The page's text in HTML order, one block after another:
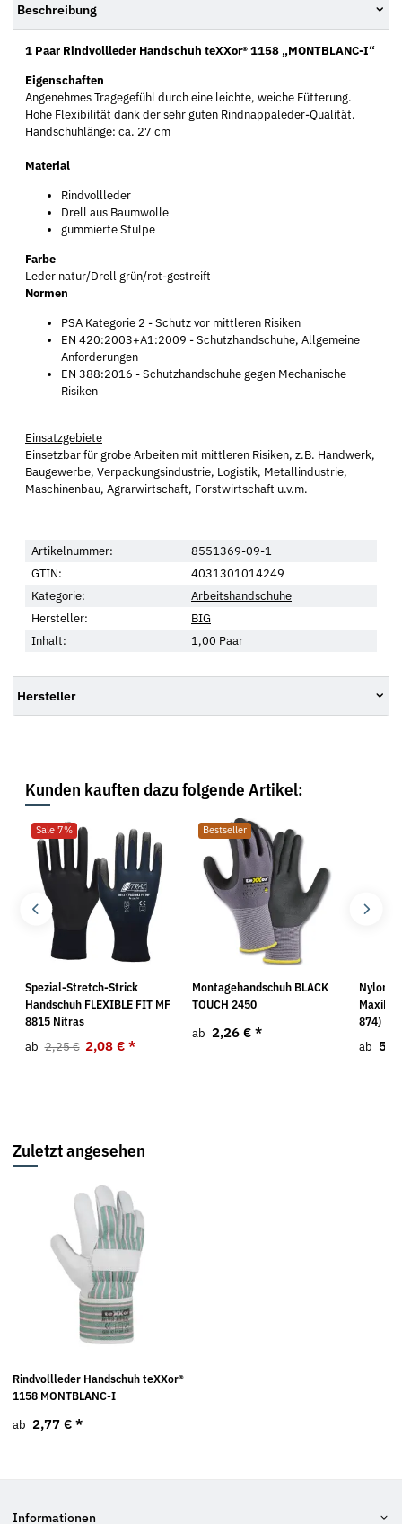
Beschreibung
1 Paar Rindvollleder Handschuh teXXor® 1158 „MONTBLANC-I“
Eigenschaften
Angenehmes Tragegefühl durch eine leichte, weiche Fütterung.
Hohe Flexibilität dank der sehr guten Rindnappaleder-Qualität.
Handschuhlänge: ca. 27 cm
Material
Rindvollleder
Drell aus Baumwolle
gummierte Stulpe
Farbe
Leder natur/Drell grün/rot-gestreift
Normen
PSA Kategorie 2 - Schutz vor mittleren Risiken
EN 420:2003+A1:2009 - Schutzhandschuhe, Allgemeine
Anforderungen
EN 388:2016 - Schutzhandschuhe gegen Mechanische
Risiken
Einsatzgebiete
Einsetzbar für grobe Arbeiten mit mittleren Risiken, z.B. Handwerk,
Baugewerbe, Verpackungsindustrie, Logistik, Metallindustrie,
Maschinenbau, Agrarwirtschaft, Forstwirtschaft u.v.m.
Artikelnummer:
8551369-09-1
GTIN:
4031301014249
Kategorie:
Arbeitshandschuhe
Hersteller:
BIG
Inhalt:
1,00 Paar
Hersteller
Kunden kauften dazu folgende Artikel:
Sale 7%
Spezial-Stretch-Strick
Handschuh FLEXIBLE FIT MF
8815 Nitras
ab 2,25 € 2,08 € *
Bestseller
Montagehandschuh BLACK
TOUCH 2450
ab 2,26 € *
Nylon
874)
ab
Zuletzt angesehen
Rindvollleder Handschuh teXXor®
1158 MONTBLANC-I
ab 2,77 € *
Informationen